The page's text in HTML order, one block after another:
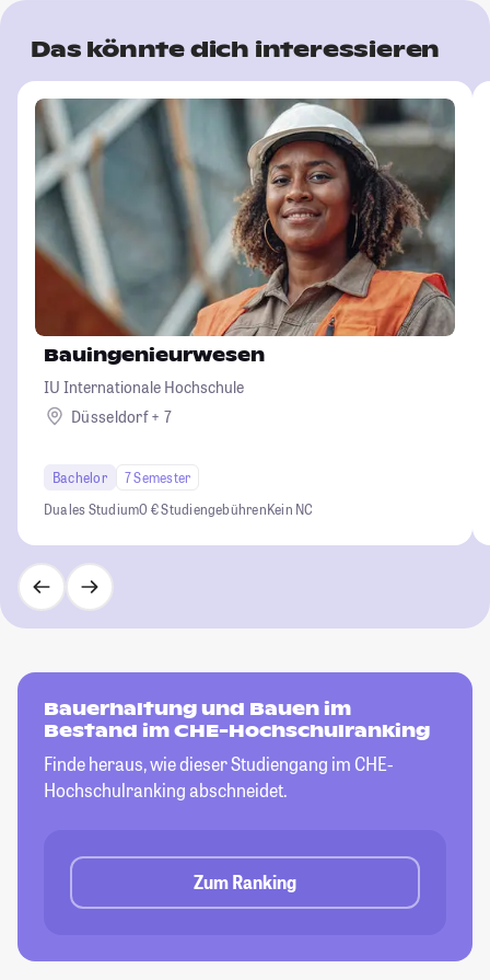
Das könnte dich interessieren
Bauingenieurwesen
IU Internationale Hochschule
Düsseldorf + 7
Bachelor
7 Semester
Duales Studium0 € StudiengebührenKein NC
Bauerhaltung und Bauen im
Bestand im CHE-Hochschulranking
Finde heraus, wie dieser Studiengang im CHE-
Hochschulranking abschneidet.
Zum Ranking